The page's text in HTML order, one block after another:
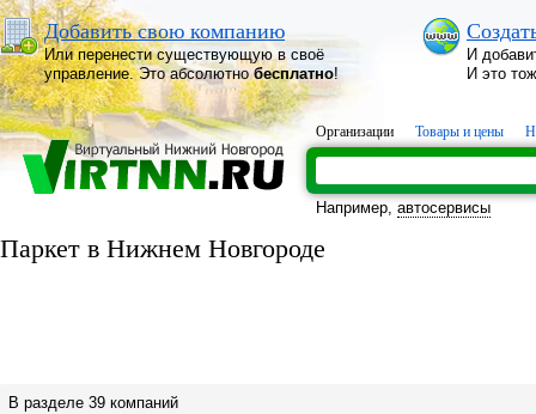
Добавить свою компанию
Или перенести существующую в своё
управление. Это абсолютнобесплатно!
И
И это
Организации Товары и цены
Например, автосервисы
Паркет в Нижнем Новгороде
В разделе 39 компаний